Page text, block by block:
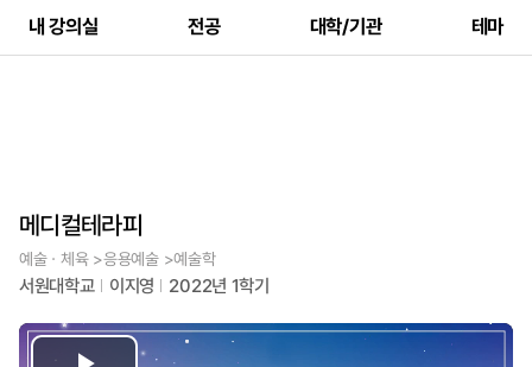
내 강의실 전공 대학/기관 테마
메디컬테라피
예술ㆍ체육 >응용예술 >예술학
서원대학교 이지영 2022년 1학기